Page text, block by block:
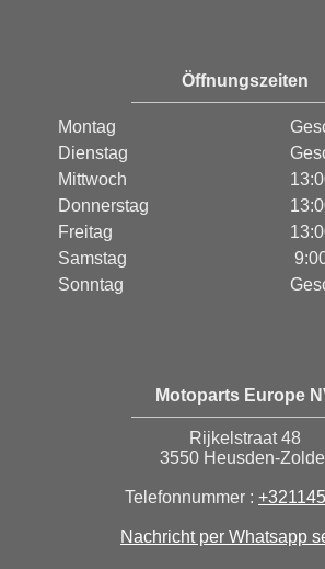
Öffnungszeiten
Montag
Dienstag
Mittwoch
Donnerstag
Freitag
Samstag
Sonntag
Motoparts Europe
Rijkelstraat 48
3550 Heusden-
Telefonnummer :
Nachricht per Whatsapp